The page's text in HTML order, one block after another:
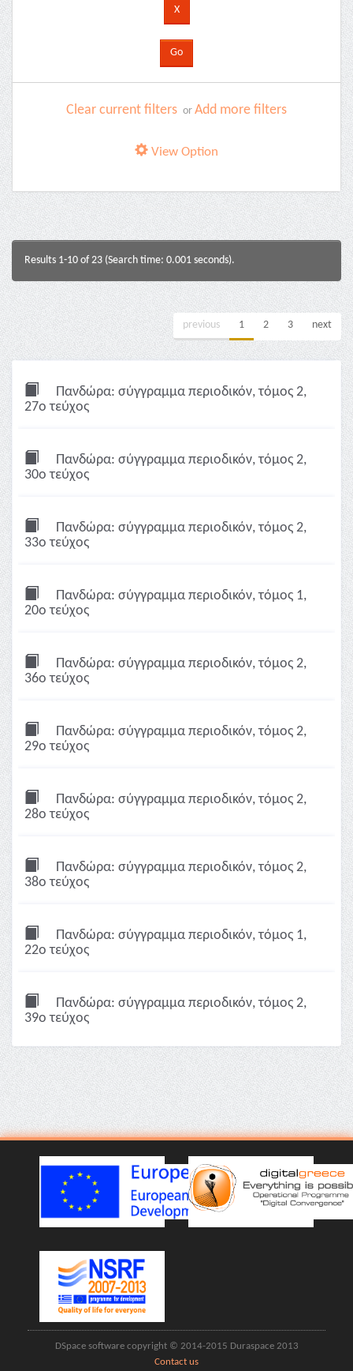
Clear current filters or Add more filters
View Option
Results 1-10 of 23 (Search time: 0.001 seconds).
previous 1 2 3 next
Πανδώρα: σύγγραμμα περιοδικόν, τόμος 2,
27ο τεύχος
Πανδώρα: σύγγραμμα περιοδικόν, τόμος 2,
30ο τεύχος
Πανδώρα: σύγγραμμα περιοδικόν, τόμος 2,
33ο τεύχος
Πανδώρα: σύγγραμμα περιοδικόν, τόμος 1,
20ο τεύχος
Πανδώρα: σύγγραμμα περιοδικόν, τόμος 2,
36ο τεύχος
Πανδώρα: σύγγραμμα περιοδικόν, τόμος 2,
29ο τεύχος
Πανδώρα: σύγγραμμα περιοδικόν, τόμος 2,
28ο τεύχος
Πανδώρα: σύγγραμμα περιοδικόν, τόμος 2,
38ο τεύχος
Πανδώρα: σύγγραμμα περιοδικόν, τόμος 1,
22ο τεύχος
Πανδώρα: σύγγραμμα περιοδικόν, τόμος 2,
39ο τεύχος
DSpace software copyright © 2014-2015 Duraspace 2013
Contact us